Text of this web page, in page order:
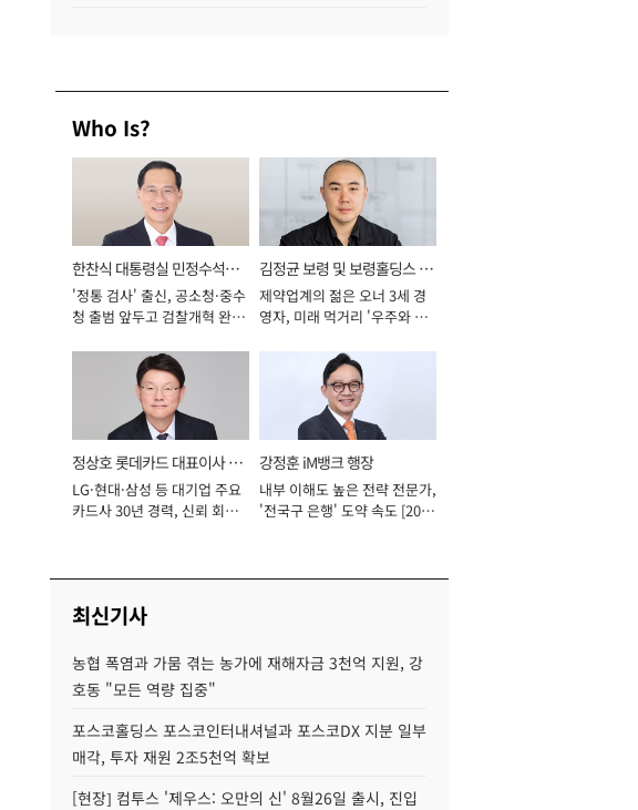
Who Is?
한찬식 대통령실 민정수석비
서관
'정통 검사' 출신, 공소청·중수
청 출범 앞두고 검찰개혁 완수
김정균 보령 및 보령홀딩스 대
표이사 사장
제약업계의 젊은 오너 3세 경
영자, 미래 먹거리 '우주와 헬
정상호 롯데카드 대표이사 사
장
LG·현대·삼성 등 대기업 주요
카드사 30년 경력, 신뢰 회복
강정훈 iM뱅크 행장
내부 이해도 높은 전략 전문가,
'전국구 은행' 도약 속도 [2026
최신기사
농협 폭염과 가뭄 겪는 농가에 재해자금 3천억 지원, 강
호동 "모든 역량 집중"
포스코홀딩스 포스코인터내셔널과 포스코DX 지분 일부
매각, 투자 재원 2조5천억 확보
[현장] 컴투스 '제우스: 오만의 신' 8월26일 출시, 진입